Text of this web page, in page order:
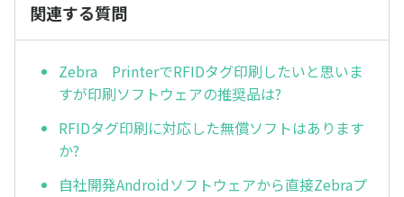
関連する質問
Zebra PrinterでRFIDタグ印刷したいと思いま
すが印刷ソフトウェアの推奨品は?
RFIDタグ印刷に対応した無償ソフトはあります
か?
自社開発Androidソフトウェアから直接Zebraプ